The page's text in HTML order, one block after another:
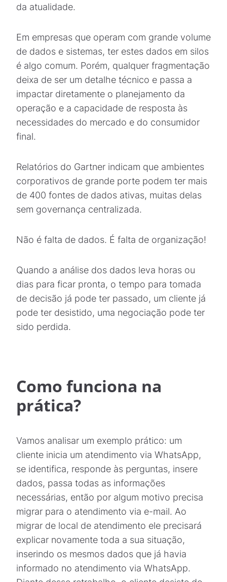
da atualidade.
Em empresas que operam com grande volume
de dados e sistemas, ter estes dados em silos
é algo comum. Porém, qualquer fragmentação
deixa de ser um detalhe técnico e passa a
impactar diretamente o planejamento da
operação e a capacidade de resposta às
necessidades do mercado e do consumidor
final.
Relatórios do Gartner indicam que ambientes
corporativos de grande porte podem ter mais
de 400 fontes de dados ativas, muitas delas
sem governança centralizada.
Não é falta de dados. É falta de organização!
Quando a análise dos dados leva horas ou
dias para ficar pronta, o tempo para tomada
de decisão já pode ter passado, um cliente já
pode ter desistido, uma negociação pode ter
sido perdida.
Como funciona na
prática?
Vamos analisar um exemplo prático: um
cliente inicia um atendimento via WhatsApp,
se identifica, responde às perguntas, insere
dados, passa todas as informações
necessárias, então por algum motivo precisa
migrar para o atendimento via e-mail. Ao
migrar de local de atendimento ele precisará
explicar novamente toda a sua situação,
inserindo os mesmos dados que já havia
informado no atendimento via WhatsApp.